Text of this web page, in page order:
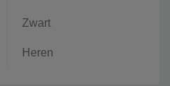
Zwart
Heren